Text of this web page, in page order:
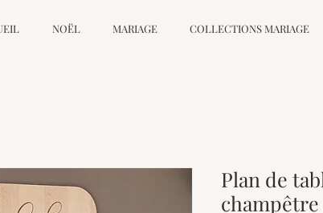
NOËL MARIAGE COLLECTIONS MARIAGE
Plan de